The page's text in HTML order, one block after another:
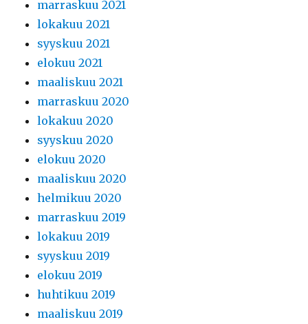
marraskuu 2021
lokakuu 2021
syyskuu 2021
elokuu 2021
maaliskuu 2021
marraskuu 2020
lokakuu 2020
syyskuu 2020
elokuu 2020
maaliskuu 2020
helmikuu 2020
marraskuu 2019
lokakuu 2019
syyskuu 2019
elokuu 2019
huhtikuu 2019
maaliskuu 2019